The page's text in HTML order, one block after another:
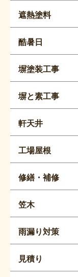
遮熱塗料
酷暑日
塀塗装工事
塀と素工事
軒天井
工場屋根
修繕・補修
笠木
雨漏り対策
見積り